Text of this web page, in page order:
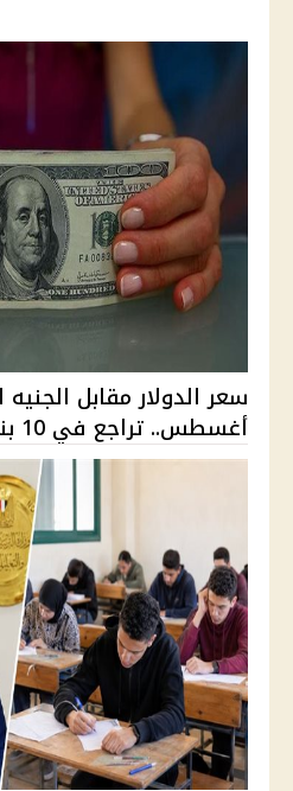
أغسطس.. تراجع في 10 بنوك وارت...